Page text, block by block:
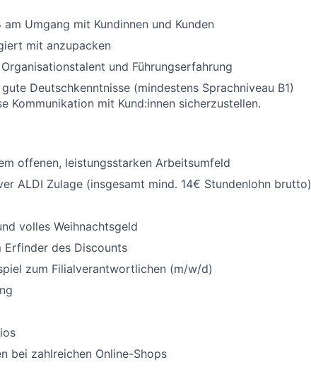
Umgang mit Kundinnen und Kunden
mit anzupacken
und Führungserfahrung
Deutschkenntnisse (mindestens Sprachniveau B1)
Kommunikation mit Kund:innen sicherzustellen.
offenen, leistungsstarken Arbeitsumfeld
ALDI Zulage (insgesamt mind. 14€ Stundenlohn brutto)
volles Weihnachtsgeld
Erfinder des Discounts
zum Filialverantwortlichen (m/w/d)
bei zahlreichen Online-Shops